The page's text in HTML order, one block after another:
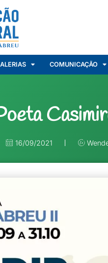
COMUNICAÇÃO
16/09/2021